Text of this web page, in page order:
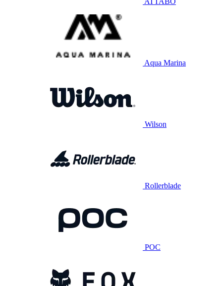
Aqua Marina
Wilson
Rollerblade
POC